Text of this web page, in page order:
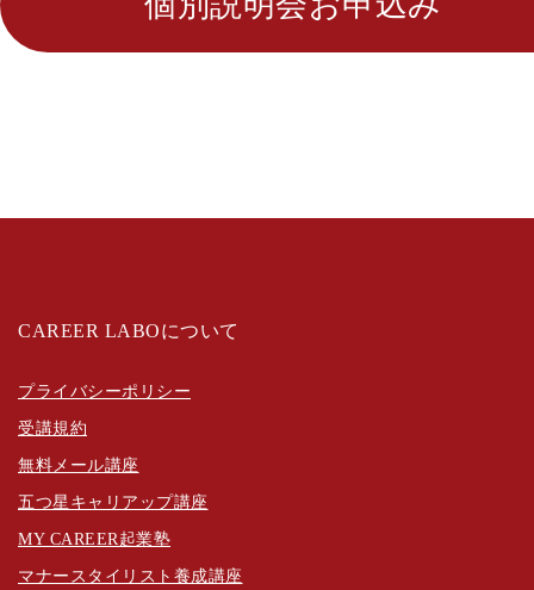
CAREER LABOについて
プライバシーポリシー
受講規約
無料メール講座
五つ星キャリアップ講座
MY CAREER起業塾
マナースタイリスト養成講座